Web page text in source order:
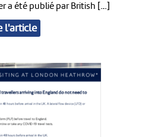
a été publié par British […]
l'article